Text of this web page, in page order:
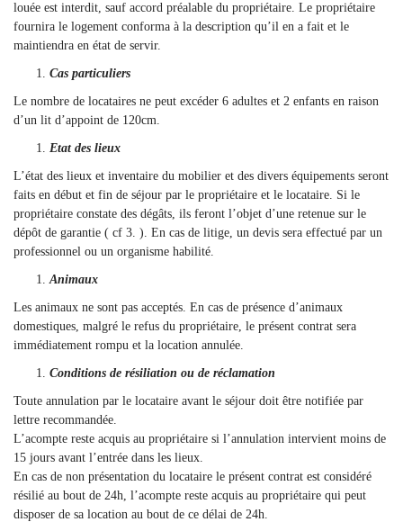
louée est interdit, sauf accord préalable du propriétaire. Le propriétaire
fournira le logement conforma à la description qu’il en a fait et le
maintiendra en état de servir.
Cas particuliers
Le nombre de locataires ne peut excéder 6 adultes et 2 enfants en raison
d’un lit d’appoint de 120cm.
Etat des lieux
L’état des lieux et inventaire du mobilier et des divers équipements seront
faits en début et fin de séjour par le propriétaire et le locataire. Si le
propriétaire constate des dégâts, ils feront l’objet d’une retenue sur le
dépôt de garantie ( cf 3. ). En cas de litige, un devis sera effectué par un
professionnel ou un organisme habilité.
Animaux
Les animaux ne sont pas acceptés. En cas de présence d’animaux
domestiques, malgré le refus du propriétaire, le présent contrat sera
immédiatement rompu et la location annulée.
Conditions de résiliation ou de réclamation
Toute annulation par le locataire avant le séjour doit être notifiée par
lettre recommandée.
L’acompte reste acquis au propriétaire si l’annulation intervient moins de
15 jours avant l’entrée dans les lieux.
En cas de non présentation du locataire le présent contrat est considéré
résilié au bout de 24h, l’acompte reste acquis au propriétaire qui peut
disposer de sa location au bout de ce délai de 24h.